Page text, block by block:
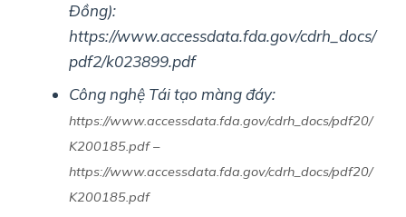
Đồng):
https://www.accessdata.fda.gov/cdrh_docs/
pdf2/k023899.pdf
Công nghệ Tái tạo màng đáy:
https://www.accessdata.fda.gov/cdrh_docs/pdf20/
K200185.pdf –
https://www.accessdata.fda.gov/cdrh_docs/pdf20/
K200185.pdf